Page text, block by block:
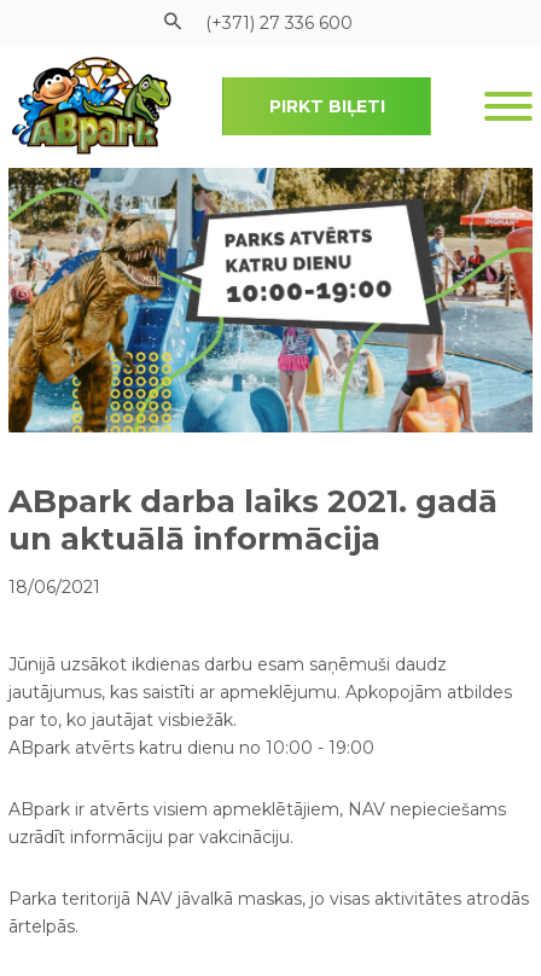
Pāriet uz galveno saturu
(+371) 27 336 600
PIRKT BIĻETI
ABpark darba laiks 2021. gadā
un aktuālā informācija
18/06/2021
Jūnijā uzsākot ikdienas darbu esam saņēmuši daudz
jautājumus, kas saistīti ar apmeklējumu. Apkopojām atbildes
par to, ko jautājat visbiežāk.
ABpark atvērts katru dienu no 10:00 - 19:00
ABpark ir atvērts visiem apmeklētājiem, NAV nepieciešams
uzrādīt informāciju par vakcināciju.
Parka teritorijā NAV jāvalkā maskas, jo visas aktivitātes atrodās
ārtelpās.